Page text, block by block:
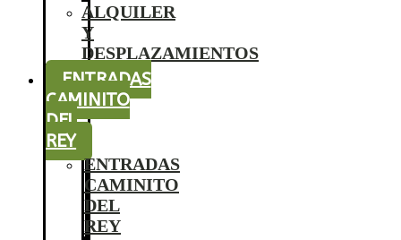
ALQUILER
Y
DESPLAZAMIENTOS
ENTRADAS
CAMINITO
DEL
REY
ENTRADAS
CAMINITO
DEL
REY